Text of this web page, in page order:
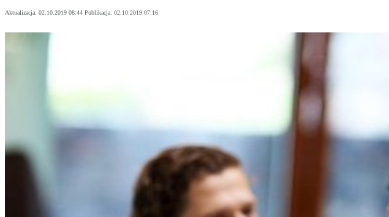
Aktualizacja: 02.10.2019 08:44 Publikacja: 02.10.2019 07:16